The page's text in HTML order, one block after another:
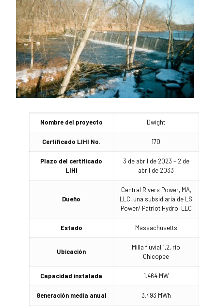
Nombre del proyecto Dwight
Certificado LIHI No. 170
Plazo del certificado
LIHI
3 de abril de 2023 – 2 de
abril de 2033
Dueño
Central Rivers Power, MA,
LLC, una subsidiaria de LS
Power/ Patriot Hydro, LLC
Estado Massachusetts
Ubicación
Milla fluvial 1,2, río
Chicopee
Capacidad instalada 1.464 MW
Generación media anual 3.493 MWh